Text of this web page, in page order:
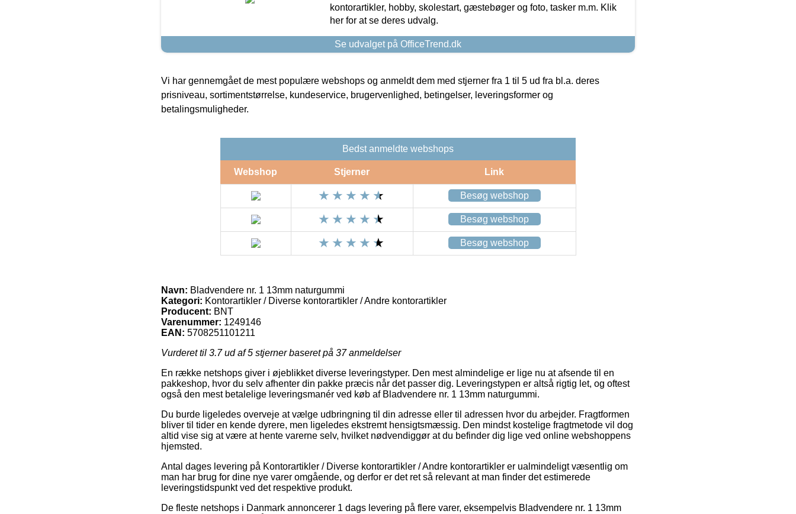
kontorartikler, hobby, skolestart, gæstebøger og foto, tasker m.m. Klik
her for at se deres udvalg.
Se udvalget på OfficeTrend.dk
Vi har gennemgået de mest populære webshops og anmeldt dem med stjerner fra 1 til 5 ud fra bl.a. deres
prisniveau, sortimentstørrelse, kundeservice, brugervenlighed, betingelser, leveringsformer og
betalingsmuligheder.
Bedst anmeldte webshops
Webshop Stjerner Link
Besøg webshop
Besøg webshop
Besøg webshop
Navn: Bladvendere nr. 1 13mm naturgummi
Kategori: Kontorartikler / Diverse kontorartikler / Andre kontorartikler
Producent: BNT
Varenummer: 1249146
EAN: 5708251101211
Vurderet til 3.7ud af 5 stjerner baseret på 37anmeldelser
En række netshops giver i øjeblikket diverse leveringstyper. Den mest almindelige er lige nu at afsende til en
pakkeshop, hvor du selv afhenter din pakke præcis når det passer dig. Leveringstypen er altså rigtig let, og oftest
også den mest betalelige leveringsmanér ved køb af Bladvendere nr. 1 13mm naturgummi.
Du burde ligeledes overveje at vælge udbringning til din adresse eller til adressen hvor du arbejder. Fragtformen
bliver til tider en kende dyrere, men ligeledes ekstremt hensigtsmæssig. Den mindst kostelige fragtmetode vil dog
altid vise sig at være at hente varerne selv, hvilket nødvendiggør at du befinder dig lige ved online webshoppens
hjemsted.
Antal dages levering på Kontorartikler / Diverse kontorartikler / Andre kontorartikler er ualmindeligt væsentlig om
man har brug for dine nye varer omgående, og derfor er det ret så relevant at man finder det estimerede
leveringstidspunkt ved det respektive produkt.
De fleste netshops i Danmark annoncerer 1 dags levering på flere varer, eksempelvis Bladvendere nr. 1 13mm